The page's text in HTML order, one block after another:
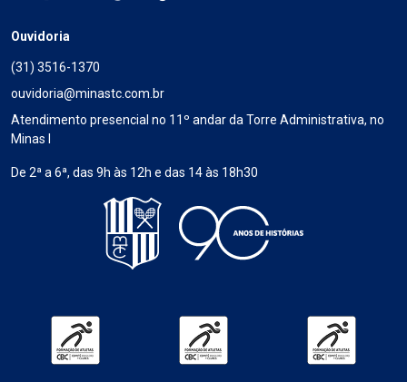
Ouvidoria
(31) 3516-1370
ouvidoria@minastc.com.br
Atendimento presencial no 11º andar da Torre Administrativa, no
Minas I
De 2ª a 6ª, das 9h às 12h e das 14 às 18h30